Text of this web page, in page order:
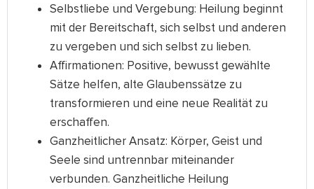
Selbstliebe und Vergebung: Heilung beginnt
mit der Bereitschaft, sich selbst und anderen
zu vergeben und sich selbst zu lieben.
Affirmationen: Positive, bewusst gewählte
Sätze helfen, alte Glaubenssätze zu
transformieren und eine neue Realität zu
erschaffen.
Ganzheitlicher Ansatz: Körper, Geist und
Seele sind untrennbar miteinander
verbunden. Ganzheitliche Heilung